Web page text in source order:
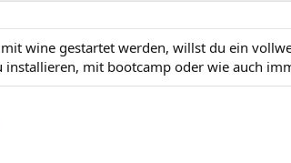
wine gestartet werden, willst du ein
mit bootcamp oder wie auch